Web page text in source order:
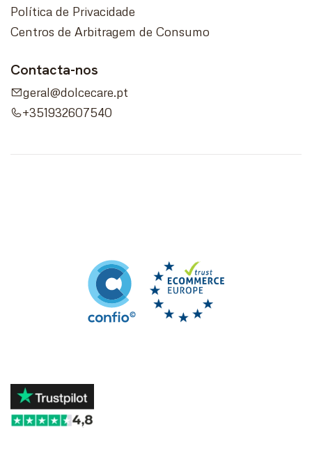
Política de Privacidade
Centros de Arbitragem de Consumo
Contacta-nos
geral@dolcecare.pt
+351932607540